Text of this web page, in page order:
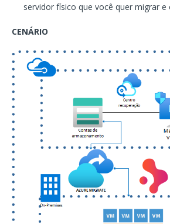
servidor físico que você quer migrar e
CENÁRIO